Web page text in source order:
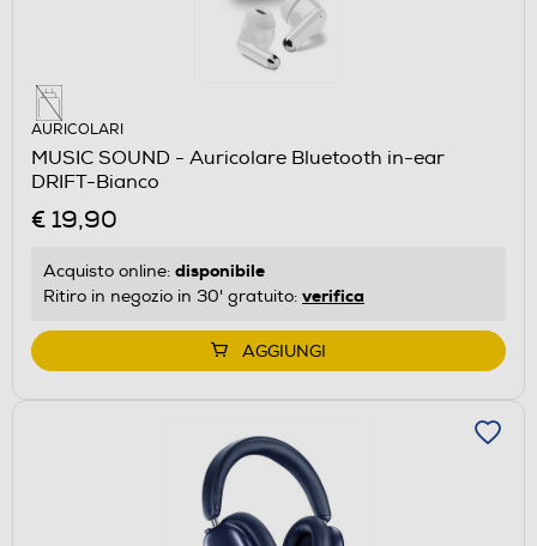
AURICOLARI
MUSIC SOUND - Auricolare Bluetooth in-ear
DRIFT-Bianco
€ 19,90
Acquisto online: disponibile
Ritiro in negozio in 30' gratuito: verifica
AGGIUNGI